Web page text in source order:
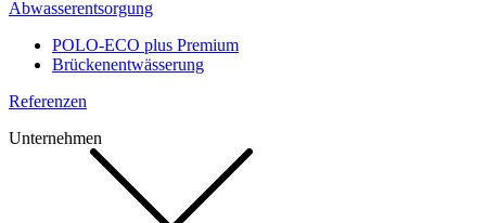
Abwasserentsorgung
POLO-ECO plus Premium
Brückenentwässerung
Referenzen
Unternehmen